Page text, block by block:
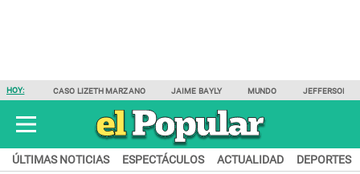
HOY: CASO LIZETH MARZANO JAIME BAYLY MUNDO JEFFERSON
ÚLTIMAS NOTICIAS ESPECTÁCULOS ACTUALIDAD DEPORTES